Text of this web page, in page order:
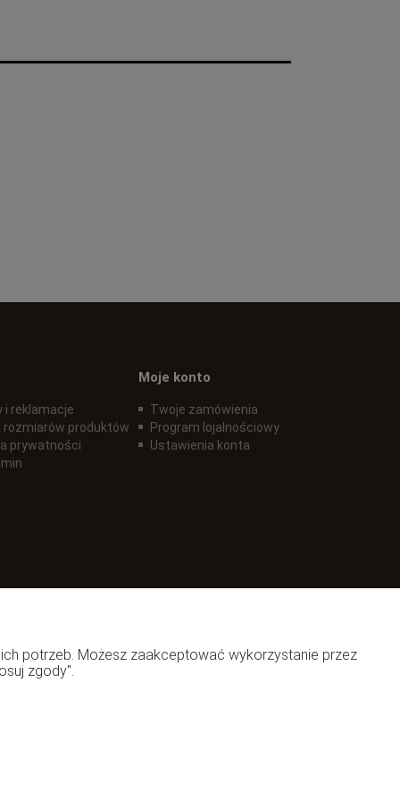
i reklamacje
rozmiarów produktów
prywatności
Moje konto
Twoje zamówienia
Program lojalnościowy
Ustawienia konta
potrzeb. Możesz zaakceptować wykorzystanie przez
zgody".